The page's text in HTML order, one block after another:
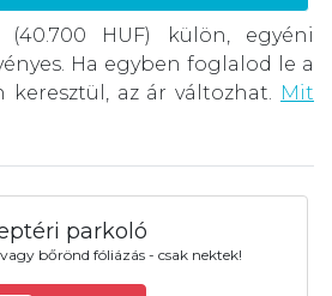
HUF) külön, egyéni
Ha egyben foglalod le a
az ár változhat. Mit
parkoló
bőrönd fóliázás - csak nektek!